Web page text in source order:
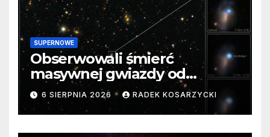
SUPERNOWE
Obserwowali śmierć
masywnej gwiazdy od
samego początku. Niezwykle
cenne dane
6 SIERPNIA 2026 RADEK KOSARZYCKI